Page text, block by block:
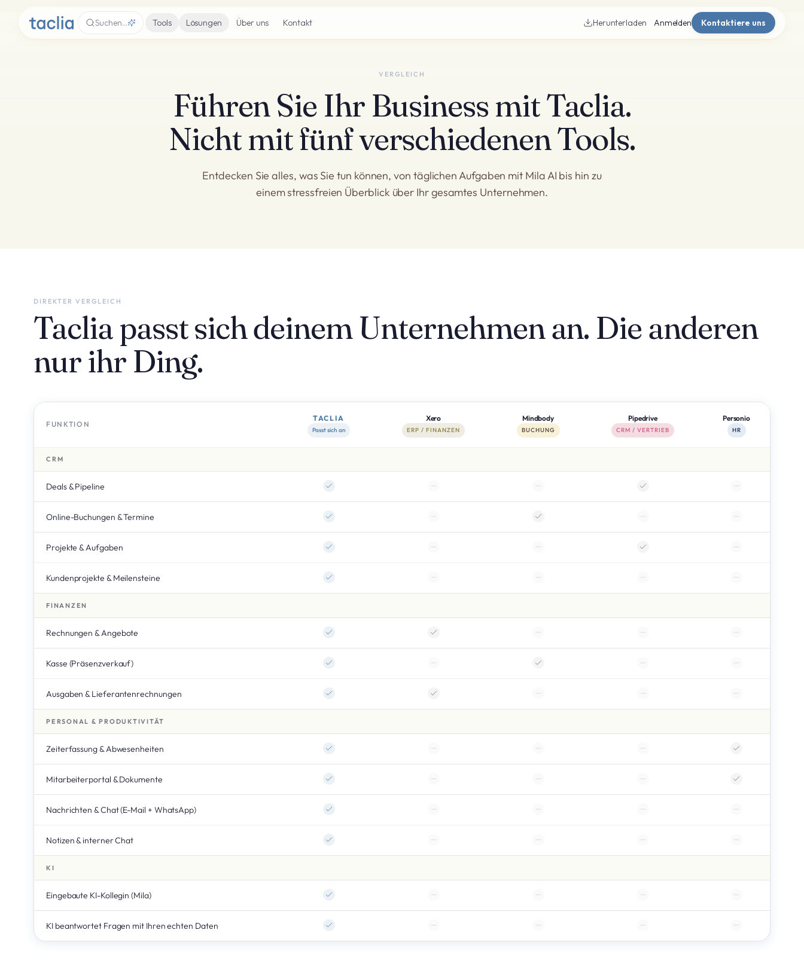
Suchen… Tools Lösungen Über uns Kontakt Herunterladen Anmelden Kontaktiere uns
VERGLEICH
Führen Sie Ihr Business mit Taclia.
Nicht mit fünf verschiedenen Tools.
Entdecken Sie alles, was Sie tun können, von täglichen Aufgaben mit Mila AI bis hin zu
einem stressfreien Überblick über Ihr gesamtes Unternehmen.
DIREKTER VERGLEICH
Taclia passt sich deinem Unternehmen an. Die anderen
nur ihr Ding.
FUNKTION
TACLIA
Passt sich an
Xero
ERP / FINANZEN
Mindbody
BUCHUNG
Pipedrive
CRM / VERTRIEB
Personio
HR
CRM
Deals & Pipeline
Online-Buchungen & Termine
Projekte & Aufgaben
Kundenprojekte & Meilensteine
FINANZEN
Rechnungen & Angebote
Kasse (Präsenzverkauf)
Ausgaben & Lieferantenrechnungen
PERSONAL & PRODUKTIVITÄT
Zeiterfassung & Abwesenheiten
Mitarbeiterportal & Dokumente
Nachrichten & Chat (E-Mail + WhatsApp)
Notizen & interner Chat
KI
Eingebaute KI-Kollegin (Mila)
KI beantwortet Fragen mit Ihren echten Daten